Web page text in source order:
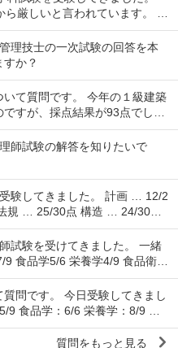
厳しいと言われています。 製
うか？ ちな...
理技士の一次試験の回答を本
か？
いて質問です。 今年の１級建築
すが、採点結果が93点でし
格基準点は N...
師試験の解答を知りたいで
験してきました。 計画 … 12/2
規 … 25/30点 構造 … 24/30点
試験を受けてきました。 一緒
食品学5/6 栄養学4/9 食品衛生
問です。 今日受験してきまし
9 食品学：6/6 栄養学：8/9 食
質問をもっと見る